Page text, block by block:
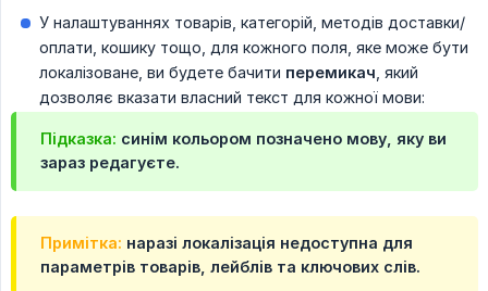
У налаштуваннях товарів, категорій, методів доставки/
оплати, кошику тощо, для кожного поля, яке може бути
локалізоване, ви будете бачити перемикач , який
дозволяє вказати власний текст для кожної мови:
Підказка: синім кольором позначено мову, яку ви
зараз редагуєте.
Примітка: наразі локалізація недоступна для
параметрів товарів, лейблів та ключових слів.